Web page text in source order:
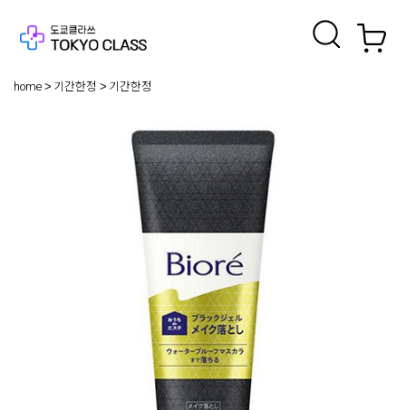
home 기간한정 기간한정